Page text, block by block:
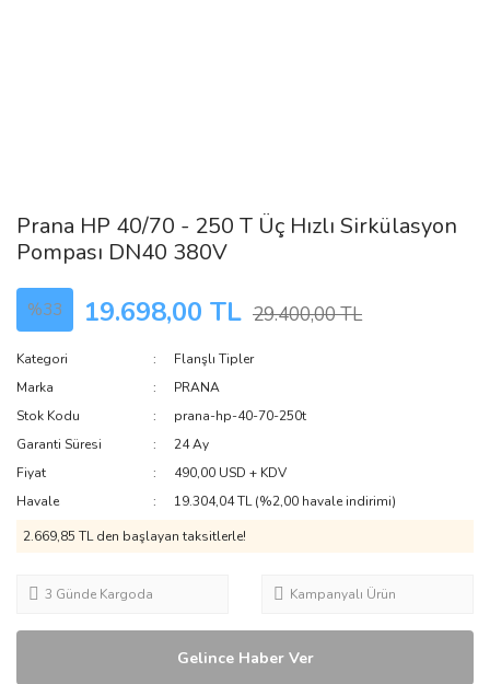
Prana HP 40/70 - 250 T Üç Hızlı Sirkülasyon
Pompası DN40 380V
%33 19.698,00 TL 29.400,00 TL
Kategori
Flanşlı Tipler
Marka
PRANA
Stok Kodu
prana-hp-40-70-250t
Garanti Süresi
24 Ay
Fiyat
490,00 USD + KDV
Havale
19.304,04 TL (%2,00 havale indirimi)
2.669,85 TL den başlayan taksitlerle!
3 Günde Kargoda Kampanyalı Ürün
Gelince Haber Ver